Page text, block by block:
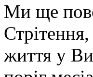
Ми ще
життя у